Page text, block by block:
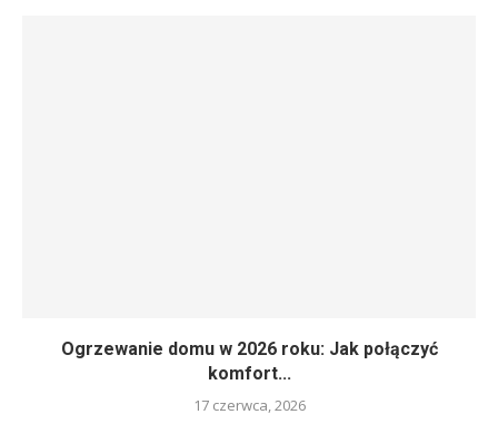
Ogrzewanie domu w 2026 roku: Jak połączyć
komfort...
17 czerwca, 2026